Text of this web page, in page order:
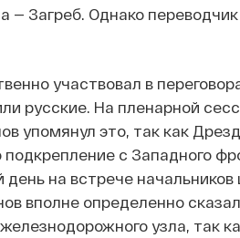
— Загреб. Однако
участвовал в
русские. На пленарной
упомянул это, так как
с Западного
на встрече
вполне определенно
узла, так